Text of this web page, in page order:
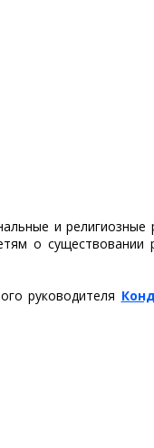
и
о существовании
руководителя